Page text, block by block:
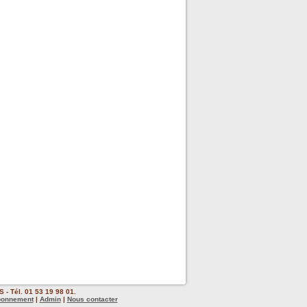
Tél. 01 53 19 98 01.
| Admin| Nous contacter